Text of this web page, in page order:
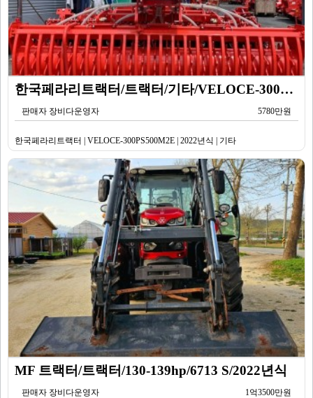
한국페라리트랙터/트랙터/기타/VELOCE-300PS500M2E/2022년식
판매자 장비다운영자 5780만원
한국페라리트랙터 | VELOCE-300PS500M2E | 2022년식 | 기타
MF 트랙터/트랙터/130-139hp/6713 S/2022년식
판매자 장비다운영자 1억3500만원